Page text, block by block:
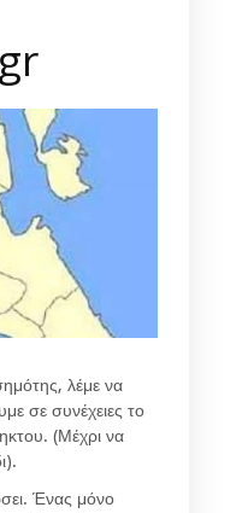
λέμε να
σε συνέχειες το
(Μέχρι να
Ένας μόνο